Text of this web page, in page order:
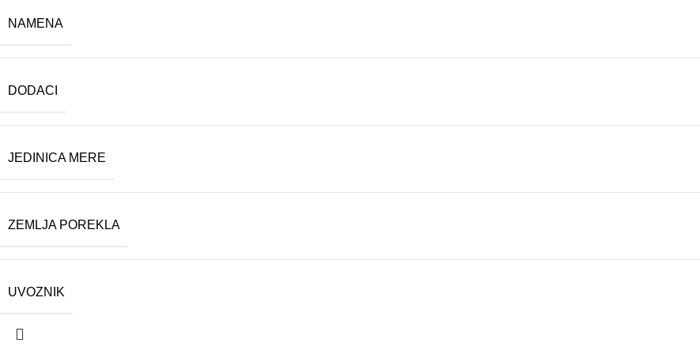
NAMENA
DODACI
JEDINICA MERE
ZEMLJA POREKLA
UVOZNIK